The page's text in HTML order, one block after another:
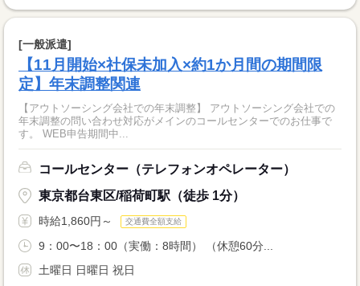
[一般派遣]
【11月開始×社保未加入×約1か月間の期間限
定】年末調整関連
【アウトソーシング会社での年末調整】 アウトソーシング会社での
年末調整の問い合わせ対応がメインのコールセンターでのお仕事で
す。 WEB申告期間中...
コールセンター（テレフォンオペレーター）
東京都台東区/稲荷町駅（徒歩 1分）
時給1,860円～ 交通費全額支給
9：00〜18：00（実働：8時間） （休憩60分...
土曜日 日曜日 祝日